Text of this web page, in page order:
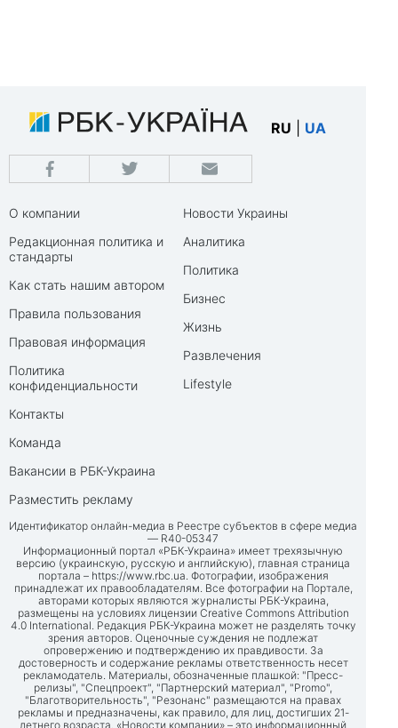
RU UA
О компании
Редакционная политика и
стандарты
Как стать нашим автором
Правила пользования
Правовая информация
Политика
конфиденциальности
Контакты
Команда
Вакансии в РБК-Украина
Разместить рекламу
Новости Украины
Аналитика
Политика
Бизнес
Жизнь
Развлечения
Lifestyle
Идентификатор онлайн-медиа в Реестре субъектов в сфере медиа
— R40-05347
Информационный портал «РБК-Украина» имеет трехязычную
версию (украинскую, русскую и английскую), главная страница
портала – https://www.rbc.ua. Фотографии, изображения
принадлежат их правообладателям. Все фотографии на Портале,
авторами которых являются журналисты РБК-Украина,
размещены на условиях лицензии Creative Commons Attribution
4.0 International. Редакция РБК-Украина может не разделять точку
зрения авторов. Оценочные суждения не подлежат
опровержению и подтверждению их правдивости. За
достоверность и содержание рекламы ответственность несет
рекламодатель. Материалы, обозначенные плашкой: "Пресс-
релизы", "Спецпроект", "Партнерский материал", "Promo",
"Благотворительность", "Резонанс" размещаются на правах
рекламы и предназначены, как правило, для лиц, достигших 21-
летнего возраста. «Новости компании» – это информационный